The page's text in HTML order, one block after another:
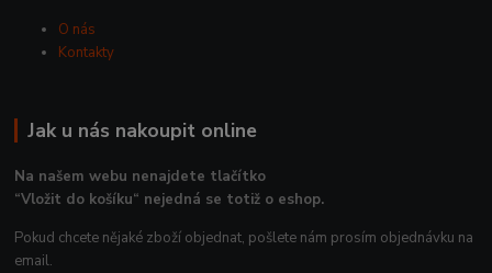
O nás
Kontakty
Jak u nás nakoupit online
Na našem webu nenajdete tlačítko
“Vložit do košíku“ nejedná se totiž o eshop.
Pokud chcete nějaké zboží objednat, pošlete nám prosím objednávku na
email.